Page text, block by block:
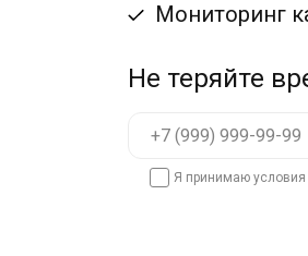
Мониторинг
Не теряйте
Я принимаю условия